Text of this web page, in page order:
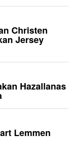
Christen
Jersey
Hazallanas
Lemmen